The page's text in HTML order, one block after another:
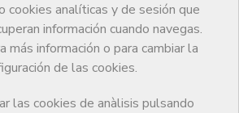
cookies analíticas y de sesión que
información cuando navegas.
más información o para cambiar la
de las cookies.
las cookies de anàlisis pulsando
Ventajas y descuentos